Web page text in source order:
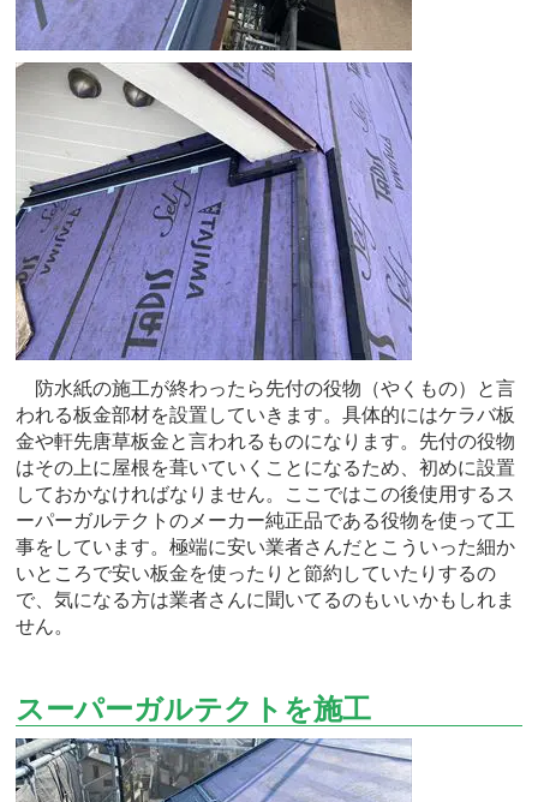
防水紙の施工が終わったら先付の役物（やくもの）と言
われる板金部材を設置していきます。具体的にはケラバ板
金や軒先唐草板金と言われるものになります。先付の役物
はその上に屋根を葺いていくことになるため、初めに設置
しておかなければなりません。ここではこの後使用するス
ーパーガルテクトのメーカー純正品である役物を使って工
事をしています。極端に安い業者さんだとこういった細か
いところで安い板金を使ったりと節約していたりするの
で、気になる方は業者さんに聞いてるのもいいかもしれま
せん。
スーパーガルテクトを施工